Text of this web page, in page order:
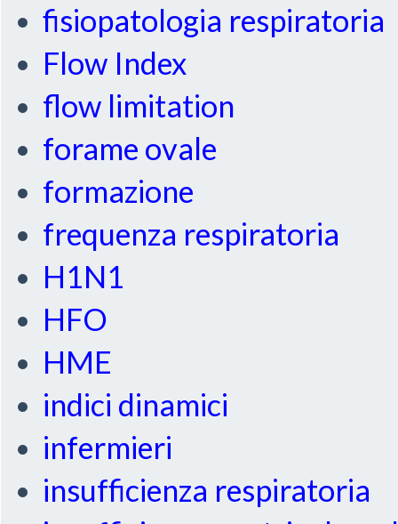
fisiopatologia respiratoria
Flow Index
flow limitation
forame ovale
formazione
frequenza respiratoria
H1N1
HFO
HME
indici dinamici
infermieri
insufficienza respiratoria